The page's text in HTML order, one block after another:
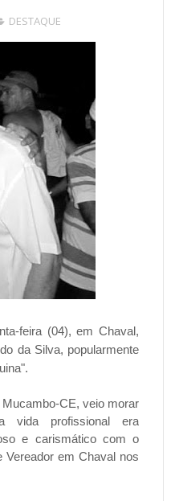
DESTAQUE
feira (04), em Chaval,
da Silva, popularmente
CE, veio morar
vida profissional era
e carismático com o
Vereador em Chaval nos